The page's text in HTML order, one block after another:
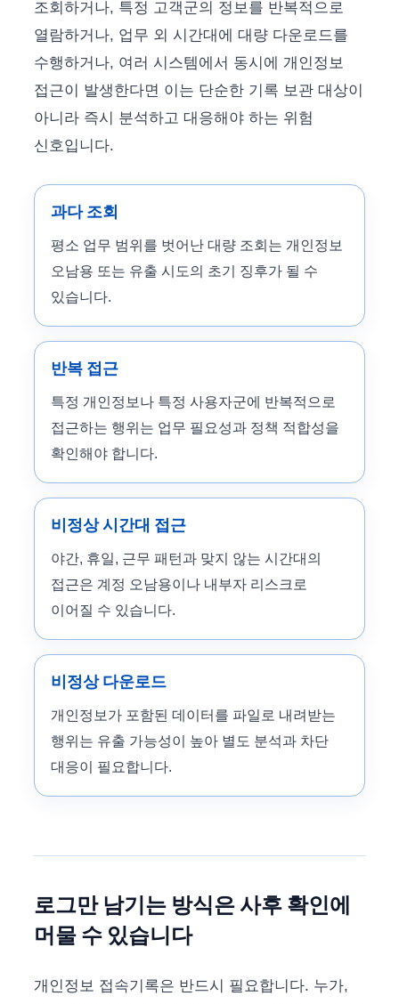
조회하거나, 특정 고객군의 정보를 반복적으로
열람하거나, 업무 외 시간대에 대량 다운로드를
수행하거나, 여러 시스템에서 동시에 개인정보
접근이 발생한다면 이는 단순한 기록 보관 대상이
아니라 즉시 분석하고 대응해야 하는 위험
신호입니다.
과다 조회
평소 업무 범위를 벗어난 대량 조회는 개인정보
오남용 또는 유출 시도의 초기 징후가 될 수
있습니다.
반복 접근
특정 개인정보나 특정 사용자군에 반복적으로
접근하는 행위는 업무 필요성과 정책 적합성을
확인해야 합니다.
비정상 시간대 접근
야간, 휴일, 근무 패턴과 맞지 않는 시간대의
접근은 계정 오남용이나 내부자 리스크로
이어질 수 있습니다.
비정상 다운로드
개인정보가 포함된 데이터를 파일로 내려받는
행위는 유출 가능성이 높아 별도 분석과 차단
대응이 필요합니다.
로그만 남기는 방식은 사후 확인에
머물 수 있습니다
개인정보 접속기록은 반드시 필요합니다. 누가,